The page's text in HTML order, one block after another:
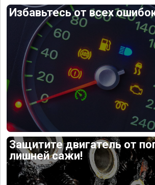
Избавьтесь от всех
Защитите двигатель от
лишней сажи!